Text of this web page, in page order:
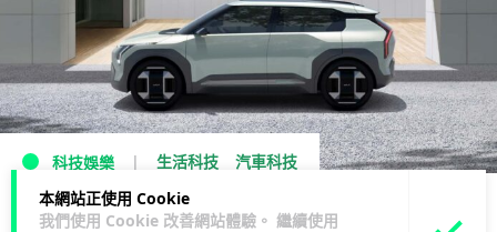
本網站正使用 Cookie
我們使用 Cookie 改善網站體驗。 繼續使用
科技娛樂 生活科技 汽車科技
KIA EV3 將於 23/5 發表 外形與概念車近似